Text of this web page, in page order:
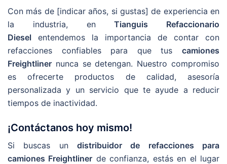
Con más de [indicar años, si gustas] de experiencia en
la industria, enTianguis Refaccionario
Diesel entendemos la importancia de contar con
refacciones confiables para que tus camiones
Freightliner nunca se detengan. Nuestro compromiso
es ofrecerte productos de calidad, asesoría
personalizada y un servicio que te ayude a reducir
tiempos de inactividad.
¡Contáctanos hoy mismo!
Si buscas un distribuidor de refacciones para
camiones Freightliner de confianza, estás en el lugar